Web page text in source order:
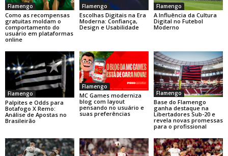
Flamengo
Como as recompensas
gratuitas moldam o
comportamento do
usuário em plataformas
online
Flamengo
Escolhas Digitais na Era
Moderna: Confiança,
Design e Usabilidade
Flamengo
A Influência da Cultura
Digital no Futebol
Moderno
Flamengo
Palpites e Odds para
Botafogo X Remo:
Análise de Apostas no
Brasileirão
Flamengo
MC Games moderniza
blog com layout
pensando no usuário e
suas preferências
Flamengo
Base do Flamengo
ganha destaque na
Libertadores Sub-20 e
revela novas promessas
para o profissional